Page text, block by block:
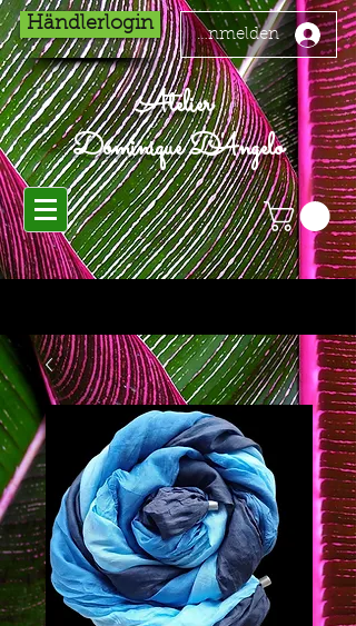
Händlerlogin
Anmelden
Atelier
Dominique D'Angelo